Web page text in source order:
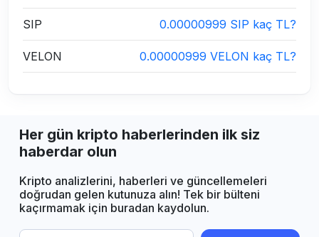
SIP 0.00000999 SIP kaç TL?
VELON 0.00000999 VELON kaç TL?
Her gün kripto haberlerinden ilk siz
haberdar olun
Kripto analizlerini, haberleri ve güncellemeleri
doğrudan gelen kutunuza alın! Tek bir bülteni
kaçırmamak için buradan kaydolun.